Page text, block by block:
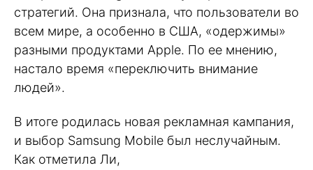
стратегий. Она признала, что пользователи во
всем мире, а особенно в США, «одержимы»
разными продуктами Apple. По ее мнению,
настало время «переключить внимание
людей».
В итоге родилась новая рекламная кампания,
и выбор Samsung Mobile был неслучайным.
Как отметила Ли,